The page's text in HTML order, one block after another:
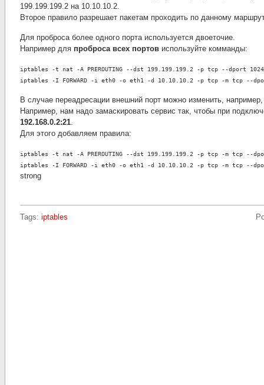
199.199.199.2 на 10.10.10.2.
Второе правило разрешает пакетам проходить по данному
Для проброса более одного порта используется двоеточие.
Например для проброса всех портов используйте комманды:
iptables -t nat -A PREROUTING --dst 199.199.199.2 -p tcp --dport
iptables -I FORWARD -i eth0 -o eth1 -d 10.10.10.2 -p tcp -m tcp --
В случае переадресации внешний порт можно изменить,
Например, нам надо замаскировать сервис так, чтобы при
192.168.0.2:21.
Для этого добавляем правила:
iptables -t nat -A PREROUTING --dst 199.199.199.2 -p tcp -m tcp --
iptables -I FORWARD -i eth0 -o eth1 -d 10.10.10.2 -p tcp -m tcp --
strong
Tags: iptables